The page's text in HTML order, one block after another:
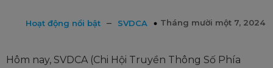
Hoạt động nổi bật – SVDCA Tháng mười một 7, 2024
Hôm nay, SVDCA (Chi Hội Truyền Thông Số Phía